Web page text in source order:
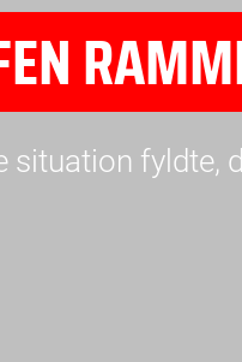
situation